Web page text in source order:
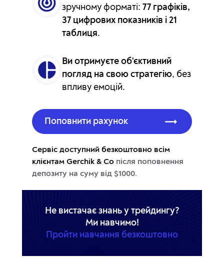
зручному форматі: 77 графіків,
37 цифрових показників і 21
таблиця.
Ви отримуєте об'єктивний
погляд на свою стратегію, без
впливу емоцій.
Поповнити рахунок
Сервіс доступний безкоштовно всім
клієнтам Gerchik & Co після поповнення
депозиту на суму від $1000.
Не вистачає знань у трейдингу?
Пройти навчання безкоштовно